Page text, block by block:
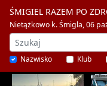
ŚMIGIEL RAZEM PO
Nietążkowo k. Śmigla, 06
Nazwisko Klub